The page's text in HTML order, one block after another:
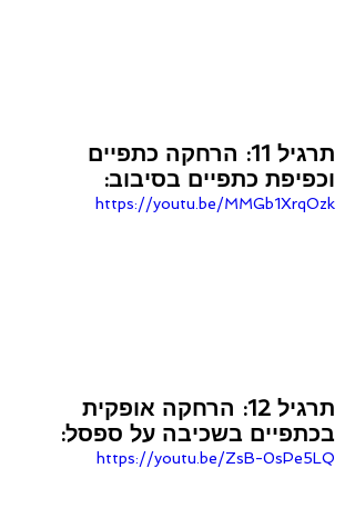
תרגיל 11: הרחקה כתפיים
וכפיפת כתפיים בסיבוב:
https://youtu.be/MMGb1XrqOzk
תרגיל 12: הרחקה אופקית
בכתפיים בשכיבה על ספסל:
https://youtu.be/ZsB-0sPe5LQ